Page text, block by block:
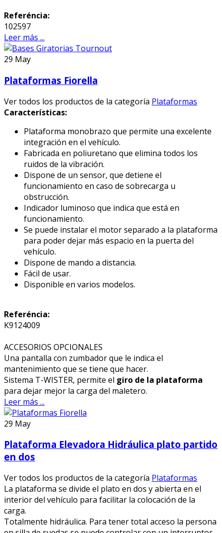
Referéncia:
102597
Leer más ...
29 May
Plataformas Fiorella
Ver todos los productos de la categoría Plataformas
Características:
Plataforma monobrazo que permite una excelente
integración en el vehículo.
Fabricada en poliuretano que elimina todos los
ruidos de la vibración.
Dispone de un sensor, que detiene el
funcionamiento en caso de sobrecarga u
obstrucción.
Indicador luminoso que indica que está en
funcionamiento.
Se puede instalar el motor separado a la plataforma
para poder dejar más espacio en la puerta del
vehículo.
Dispone de mando a distancia.
Fácil de usar.
Disponible en varios modelos.
Referéncia:
K9124009
ACCESORIOS OPCIONALES
Una pantalla con zumbador que le indica el
mantenimiento que se tiene que hacer.
Sistema T-WISTER, permite el giro de la plataforma
para dejar mejor la carga del maletero.
Leer más ...
29 May
Plataforma Elevadora Hidráulica plato partido
en dos
Ver todos los productos de la categoría Plataformas
La plataforma se divide el plato en dos y abierta en el
interior del vehículo para facilitar la colocación de la
carga.
Totalmente hidráulica. Para tener total acceso la persona